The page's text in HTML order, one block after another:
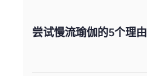
尝试慢流瑜伽的5个理由